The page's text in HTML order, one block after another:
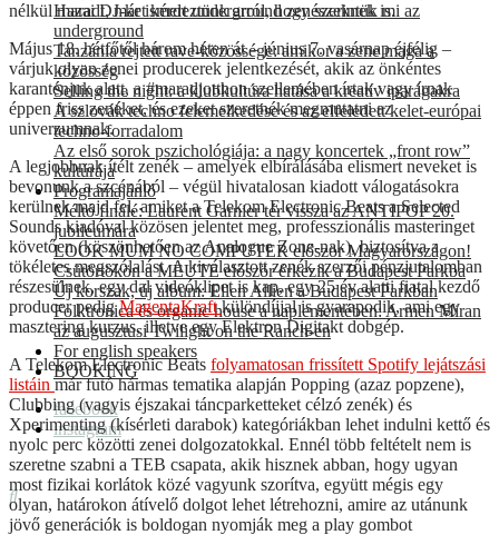
Hazai DJ-ket kérdeztünk arról, hogy szerintük mi az
underground
Tanzánia rejtett rave-közössége: amikor a zene maga a
közösség
Selling the night: a klubkultúra hatása a kreatív iparágakra
A szlovák techno felemelkedése és az elfeledett kelet-európai
techno-forradalom
Az első sorok pszichológiája: a nagy koncertek „front row”
kultúrája
Programajánló
Méltó finálé: Laurent Garnier tér vissza az ANTIPOP 20.
jubileumára
LOOK MUM NO COMPUTER először Magyarországon!
Csütörtökön a MEUTE először érkezik a Budapest Parkba
Új korszak, új album: Ellen Allien a Budapest Parkban
Folktronica és organic house a naplementében: Armen Miran
az augusztusi Twilight on the Ranch-en
For english speakers
BOOKING
facebook
instagram
nélkül maradt, már ismert underground zenészeknek is.
Május 18. hétfőtől három héten át – június 7. vasárnap éjfélig –
várjuk olyan zenei producerek jelentkezését, akik az önkéntes
karanténjuk alatt, a #maradjotthon szellemében írtak vagy írnak
éppen friss zenéket, és ezeket szeretnék megmutatni az
univerzumnak.
A legjobbnak ítélt zenék – amelyek elbírálásába elismert neveket is
bevonunk a szcénából – végül hivatalosan kiadott válogatásokra
kerülnek majd fel, amiket a Telekom Electronic Beats a Selected
Sounds kiadóval közösen jelentet meg, professzionális masteringet
követően (köszönhetően az Analogue Zone-nak), biztosítva a
tökéletes megszólalást. A kiválasztott zenék szerzői pénzjutalomban
részesülnek, egy dal videóklipet is kap, egy 25 év alatti fiatal kezdő
producer pedigMagentaKraftkülöndíjjal is gyarapodik, ami egy
masztering kurzus, illetve egy Elektron Digitakt dobgép.
A Telekom Electronic Beats folyamatosan frissített Spotify lejátszási
listáinmár futó hármas tematika alapján Popping (azaz popzene),
Clubbing (vagyis éjszakai táncparketteket célzó zenék) és
Xperimenting (kísérleti darabok) kategóriákban lehet indulni kettő és
nyolc perc közötti zenei dolgozatokkal. Ennél több feltételt nem is
szeretne szabni a TEB csapata, akik hisznek abban, hogy ugyan
most fizikai korlátok közé vagyunk szorítva, együtt mégis egy
olyan, határokon átívelő dolgot lehet létrehozni, amire az utánunk
jövő generációk is boldogan nyomják meg a play gombot